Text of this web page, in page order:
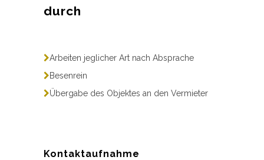
durch
Arbeiten jeglicher Art nach Absprache
Besenrein
Übergabe des Objektes an den Vermieter
Kontaktaufnahme